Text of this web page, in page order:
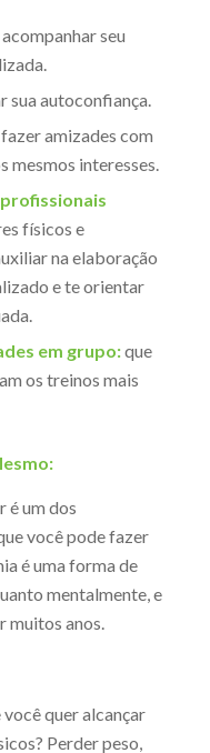
seu
sua autoconfiança.
amizades com
mesmos interesses.
físicos e
na elaboração
e te orientar
em grupo:que
os treinos mais
é um dos
você pode fazer
é uma forma de
mentalmente, e
muitos anos.
quer alcançar
Perder peso,